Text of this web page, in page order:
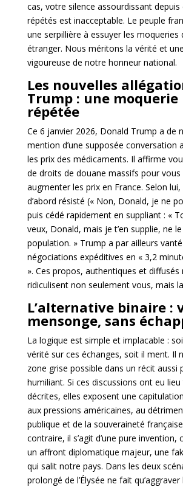
cas, votre silence assourdissant depuis
répétés est inacceptable. Le peuple
une serpillière à essuyer les moqueries
étranger. Nous méritons la vérité et
vigoureuse de notre honneur national.
Les nouvelles
Trump : une
répétée
Ce 6 janvier 2026, Donald Trump a de
mention d’une supposée conversation
les prix des médicaments. Il affirme
de droits de douane massifs pour
augmenter les prix en France. Selon
d’abord résisté (« Non, Donald, je ne
puis cédé rapidement en suppliant : «
veux, Donald, mais je t’en supplie, ne
population. » Trump a par ailleurs
négociations expéditives en « 3,2
». Ces propos, authentiques et
ridiculisent non seulement vous, mais
L’alternative binaire :
mensonge, sans
La logique est simple et implacable :
vérité sur ces échanges, soit il ment. Il
zone grise possible dans un récit aussi
humiliant. Si ces discussions ont eu
décrites, elles exposent une
aux pressions américaines, au
publique et de la souveraineté
contraire, il s’agit d’une pure invention,
un affront diplomatique majeur, une
qui salit notre pays. Dans les deux
prolongé de l’Élysée ne fait